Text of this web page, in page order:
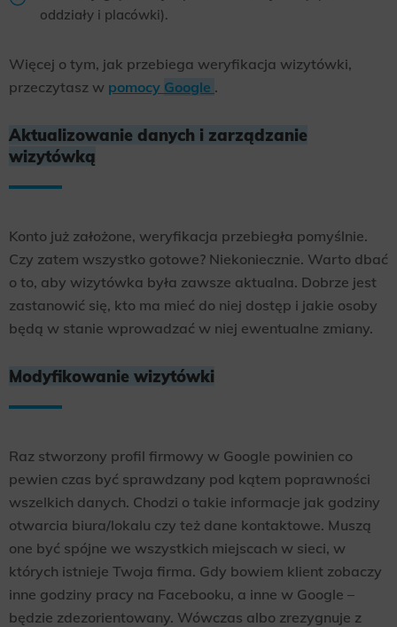
Scope responsible for displaying personalized ads that may be of interest to the user based on browsing history and
oddziały i placówki).
Więcej o tym, jak przebiega weryfikacja wizytówki,
przeczytasz w pomocy Google .
Aktualizowanie danych i zarządzanie
wizytówką
Konto już założone, weryfikacja przebiegła pomyślnie.
Czy zatem wszystko gotowe? Niekoniecznie. Warto dbać
o to, aby wizytówka była zawsze aktualna. Dobrze jest
zastanowić się, kto ma mieć do niej dostęp i jakie osoby
będą w stanie wprowadzać w niej ewentualne zmiany.
Modyfikowanie wizytówki
Raz stworzony profil firmowy w Google powinien co
pewien czas być sprawdzany pod kątem poprawności
wszelkich danych. Chodzi o takie informacje jak godziny
otwarcia biura/lokalu czy też dane kontaktowe. Muszą
one być spójne we wszystkich miejscach w sieci, w
których istnieje Twoja firma. Gdy bowiem klient zobaczy
inne godziny pracy na Facebooku, a inne w Google –
będzie zdezorientowany. Wówczas albo zrezygnuje z